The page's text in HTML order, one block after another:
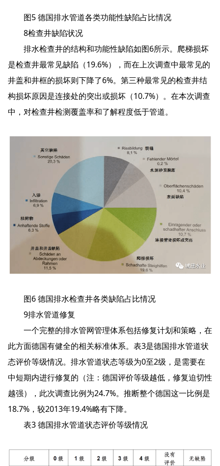
图5 德国排水管道各类功能性缺陷占比情况
8检查井缺陷状况
排水检查井的结构和功能性缺陷如图6所示。爬梯损坏
是检查井最常见缺陷（19.6%），而在上次调查中最常见的
井盖和井框的损坏则下降了6%。第三种最常见的检查井结
构损坏原因是连接处的突出或损坏（10.7%）。在本次调查
中，对检查井检测覆盖率和了解程度低于管道。
图6 德国排水检查井各类缺陷占比情况
9排水管道修复
一个完整的排水管网管理体系包括修复计划和策略，在
此方面德国有健全的相关标准体系。表3是德国排水管道状
态评价等级情况。排水管道状态等级为0至2级，是需要在
中短期内进行修复的（注：德国评价等级越低，修复迫切性
越强），此次调查比例为24.7%。推断整个德国这一比例是
18.7%，较2013年19.4%略有下降。
表3 德国排水管道状态评价等级情况